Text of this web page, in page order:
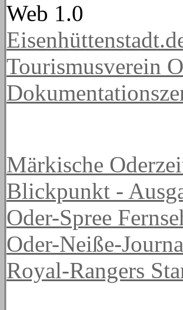
Web 1.0
Tourismusverein
Märkische
Blickpunkt -
Oder-Spree
Oder-Neiße-
Royal-Rangers